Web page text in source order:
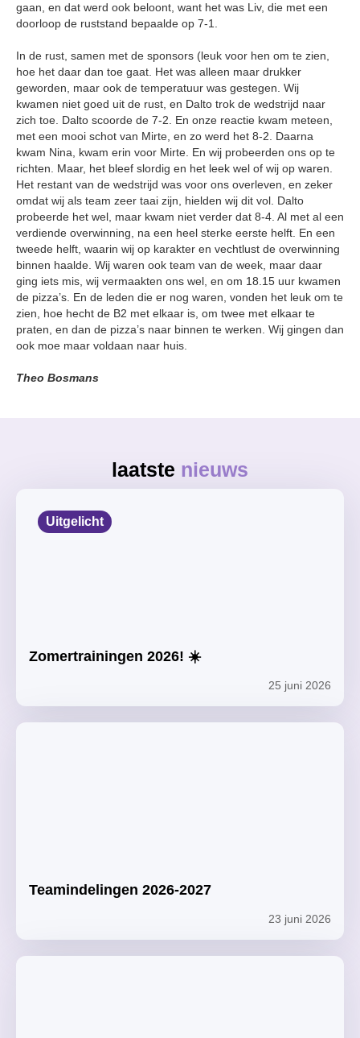
gaan, en dat werd ook beloont, want het was Liv, die met een
doorloop de ruststand bepaalde op 7-1.
In de rust, samen met de sponsors (leuk voor hen om te zien,
hoe het daar dan toe gaat. Het was alleen maar drukker
geworden, maar ook de temperatuur was gestegen. Wij
kwamen niet goed uit de rust, en Dalto trok de wedstrijd naar
zich toe. Dalto scoorde de 7-2. En onze reactie kwam meteen,
met een mooi schot van Mirte, en zo werd het 8-2. Daarna
kwam Nina, kwam erin voor Mirte. En wij probeerden ons op te
richten. Maar, het bleef slordig en het leek wel of wij op waren.
Het restant van de wedstrijd was voor ons overleven, en zeker
omdat wij als team zeer taai zijn, hielden wij dit vol. Dalto
probeerde het wel, maar kwam niet verder dat 8-4. Al met al een
verdiende overwinning, na een heel sterke eerste helft. En een
tweede helft, waarin wij op karakter en vechtlust de overwinning
binnen haalde. Wij waren ook team van de week, maar daar
ging iets mis, wij vermaakten ons wel, en om 18.15 uur kwamen
de pizza’s. En de leden die er nog waren, vonden het leuk om te
zien, hoe hecht de B2 met elkaar is, om twee met elkaar te
praten, en dan de pizza’s naar binnen te werken. Wij gingen dan
ook moe maar voldaan naar huis.
Theo Bosmans
laatste nieuws
Uitgelicht
Zomertrainingen 2026! ☀️
25 juni 2026
Teamindelingen 2026-2027
23 juni 2026